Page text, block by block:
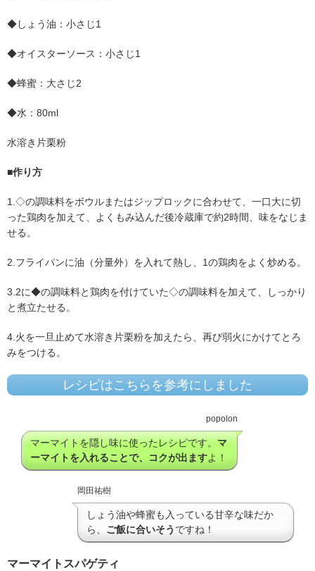
◆しょう油：小さじ1
◆オイスターソース：小さじ1
◆蜂蜜：大さじ2
◆水：80ml
水溶き片栗粉
■作り方
1.◇の調味料をボウルまたはジップロックに合わせて、一口大に切
った鶏肉を加えて、よくもみ込んだ後冷蔵庫で約2時間、味をなじま
せる。
2.フライパンに油（分量外）を入れて熱し、1の鶏肉をよく炒める。
3.2に◆の調味料と鶏肉を付けていた◇の調味料を加えて、しっかり
と煮立たせる。
4.火を一旦止めて水溶き片栗粉を加えたら、再び弱火にかけてとろ
みをつける。
レシピはこちらを参考にしました
popolon
マーマイトを隠し味に使ったレシピです。マ
ーマイトを入れることで、コクが出ますよ！
岡田祐樹
しょう油や蜂蜜も入っている甘辛な味だか
ら、 ご飯に合いそう ですね！
マーマイトスパゲティ